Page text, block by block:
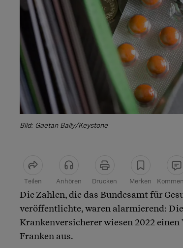
Bild: Gaetan Bally/Keystone
Teilen Anhören Drucken Merken
Artikel teilen
Die Zahlen, die das Bundesamt für
veröffentlichte, waren alarmierend:
Krankenversicherer wiesen 2022
Franken aus.